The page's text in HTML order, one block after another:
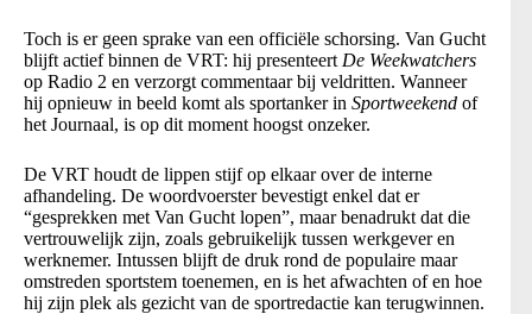
Toch is er geen sprake van een officiële schorsing. Van Gucht
blijft actief binnen de VRT: hij presenteert De Weekwatchers
op Radio 2 en verzorgt commentaar bij veldritten. Wanneer
hij opnieuw in beeld komt als sportanker in Sportweekend of
het Journaal, is op dit moment hoogst onzeker.
De VRT houdt de lippen stijf op elkaar over de interne
afhandeling. De woordvoerster bevestigt enkel dat er
“gesprekken met Van Gucht lopen”, maar benadrukt dat die
vertrouwelijk zijn, zoals gebruikelijk tussen werkgever en
werknemer. Intussen blijft de druk rond de populaire maar
omstreden sportstem toenemen, en is het afwachten of en hoe
hij zijn plek als gezicht van de sportredactie kan terugwinnen.